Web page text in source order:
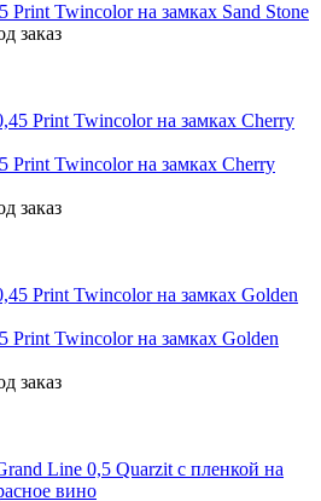
Print Twincolor на замках Sand Stone
заказ
Print Twincolor на замках Cherry
заказ
Print Twincolor на замках Golden
заказ